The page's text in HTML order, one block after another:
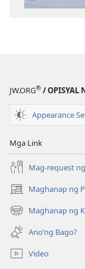
JW.ORG® / OPISYAL
Appearance
Mga Link
Mag-request
Maghanap ng
(may
bubukas
na
bagong
window)
Maghanap ng
(may
bubukas
na
bagong
window)
Ano’ng Bago?
Video